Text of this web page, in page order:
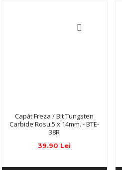
Capăt Freza / Bit Tungsten
Carbide Rosu 5 x 14mm. - BTE-
38R
39.90 Lei